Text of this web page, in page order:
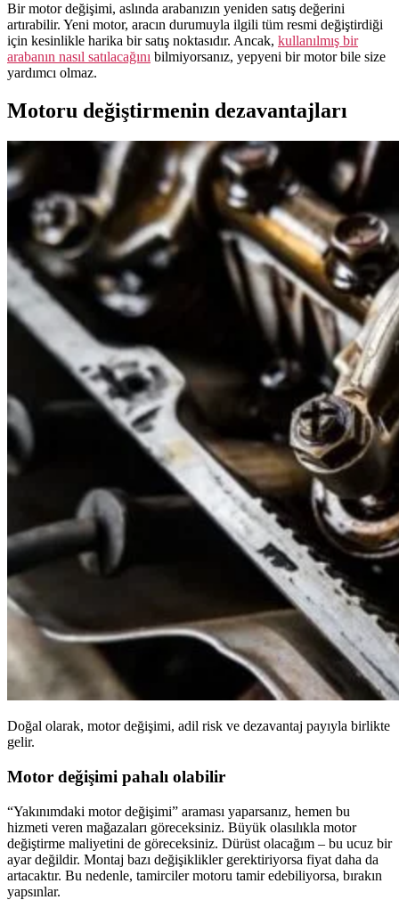
Bir motor değişimi, aslında arabanızın yeniden satış değerini
artırabilir. Yeni motor, aracın durumuyla ilgili tüm resmi değiştirdiği
için kesinlikle harika bir satış noktasıdır. Ancak, kullanılmış bir
arabanın nasıl satılacağını bilmiyorsanız, yepyeni bir motor bile size
yardımcı olmaz.
Motoru değiştirmenin dezavantajları
Doğal olarak, motor değişimi, adil risk ve dezavantaj payıyla birlikte
gelir.
Motor değişimi pahalı olabilir
“Yakınımdaki motor değişimi” araması yaparsanız, hemen bu
hizmeti veren mağazaları göreceksiniz. Büyük olasılıkla motor
değiştirme maliyetini de göreceksiniz. Dürüst olacağım – bu ucuz bir
ayar değildir. Montaj bazı değişiklikler gerektiriyorsa fiyat daha da
artacaktır. Bu nedenle, tamirciler motoru tamir edebiliyorsa, bırakın
yapsınlar.